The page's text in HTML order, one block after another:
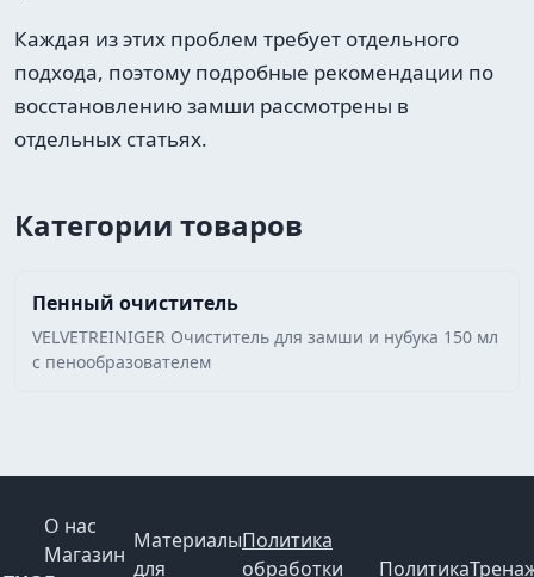
Каждая из этих проблем требует отдельного
подхода, поэтому подробные рекомендации по
восстановлению замши рассмотрены в
отдельных статьях.
Категории товаров
Пенный очиститель
VELVETREINIGER Очиститель для замши и нубука 150 мл
с пенообразователем
О нас
Магазин
Материалы
для
Политика
обработки
Политика